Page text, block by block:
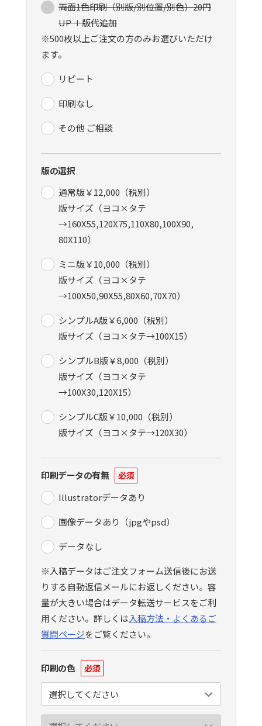
両面1色印刷（別版/別位置/別色）20円
UP ＋版代追加
※500枚以上ご注文の方のみお選びいただけ
ます。
リピート
印刷なし
その他 ご相談
版の選択
通常版￥12,000（税別）
版サイズ（ヨコ×タテ
→160X55,120X75,110X80,100X90,
80X110）
ミニ版￥10,000（税別）
版サイズ（ヨコ×タテ
→100X50,90X55,80X60,70X70）
シンプルA版￥6,000（税別）
版サイズ（ヨコ×タテ→100X15）
シンプルB版￥8,000（税別）
版サイズ（ヨコ×タテ
→100X30,120X15）
シンプルC版￥10,000（税別）
版サイズ（ヨコ×タテ→120X30）
印刷データの有無 必須
Illustratorデータあり
画像データあり（jpgやpsd）
データなし
※入稿データはご注文フォーム送信後にお送
りする自動返信メールにお返しください。容
量が大きい場合はデータ転送サービスをご利
用ください。詳しくは入稿方法・よくあるご
質問ページをご覧ください。
印刷の色 必須